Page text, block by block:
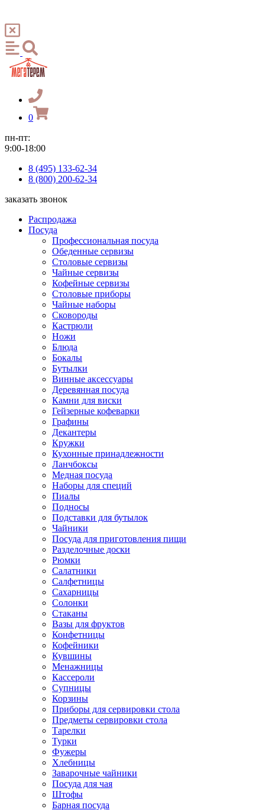
0
пн-пт:
9:00-18:00
8 (495) 133-62-34
8 (800) 200-62-34
заказать звонок
Распродажа
Посуда
Профессиональная посуда
Обеденные сервизы
Столовые сервизы
Чайные сервизы
Кофейные сервизы
Столовые приборы
Чайные наборы
Сковороды
Кастрюли
Ножи
Блюда
Бокалы
Бутылки
Винные аксессуары
Деревянная посуда
Камни для виски
Гейзерные кофеварки
Графины
Декантеры
Кружки
Кухонные принадлежности
Ланчбоксы
Медная посуда
Наборы для специй
Пиалы
Подносы
Подставки для бутылок
Чайники
Посуда для приготовления пищи
Разделочные доски
Рюмки
Салатники
Салфетницы
Сахарницы
Солонки
Стаканы
Вазы для фруктов
Конфетницы
Кофейники
Кувшины
Менажницы
Кассероли
Супницы
Корзины
Приборы для сервировки стола
Предметы сервировки стола
Тарелки
Турки
Фужеры
Хлебницы
Заварочные чайники
Посуда для чая
Штофы
Барная посуда